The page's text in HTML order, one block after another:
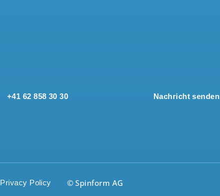
+41 62 858 30 30 Nachricht senden
Privacy Policy © Spinform AG